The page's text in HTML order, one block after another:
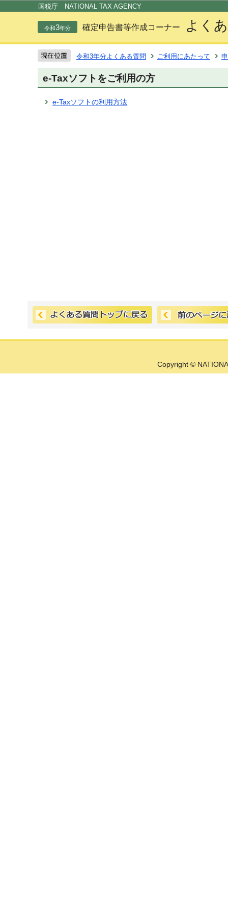
国税庁 NATIONAL TAX AGENCY
令和3年分 確定申告書等作成コーナー よく
令和3年分よくある質問 ご利用にあたって
e-Taxソフトをご利用の方
e-Taxソフトの利用方法
Copyright ©